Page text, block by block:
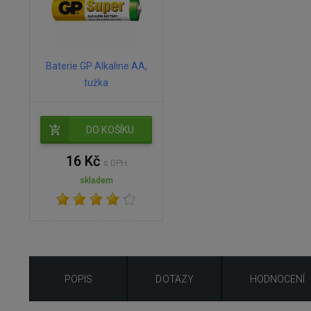
Baterie GP Alkaline AA,
tužka
DO KOŠÍKU
16 Kč s DPH
skladem
POPIS DOTAZY HODNOCENÍ